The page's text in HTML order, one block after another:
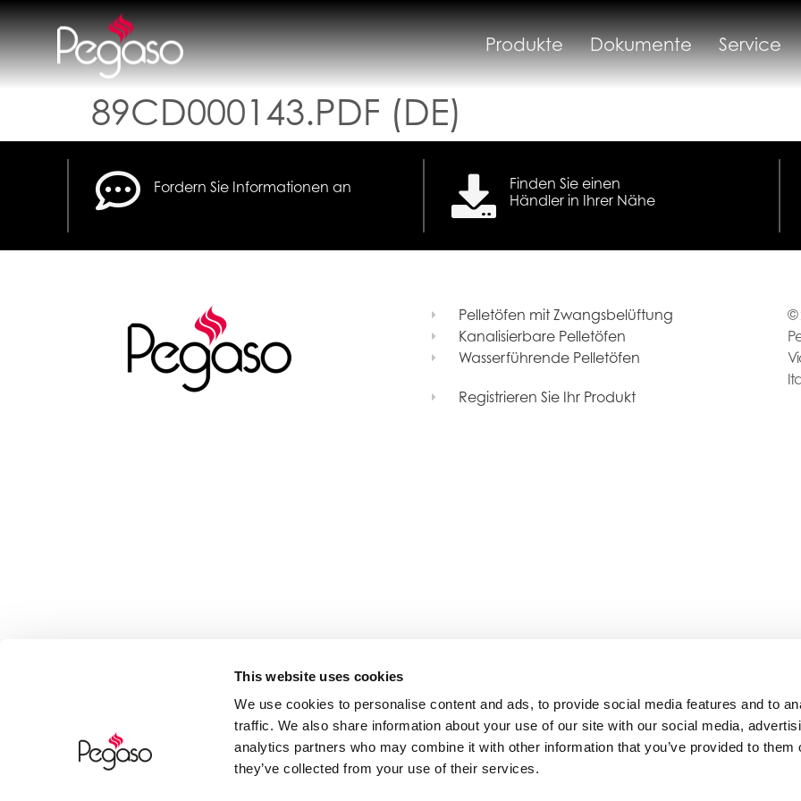
This website uses cookies
We use cookies to personalise content and ads, to provide social media features and to
traffic. We also share information about your use of our site with our social media,
analytics partners who may combine it with other information that you’ve provided to them
they’ve collected from your use of their services.
Produkte Dokumente Service
89CD000143.PDF (DE)
Fordern Sie Informationen an
Finden Sie einen
Händler in Ihrer Nähe
Pelletöfen mit Zwangsbelüftung
Kanalisierbare Pelletöfen
Wasserführende Pelletöfen
Registrieren Sie Ihr Produkt
©